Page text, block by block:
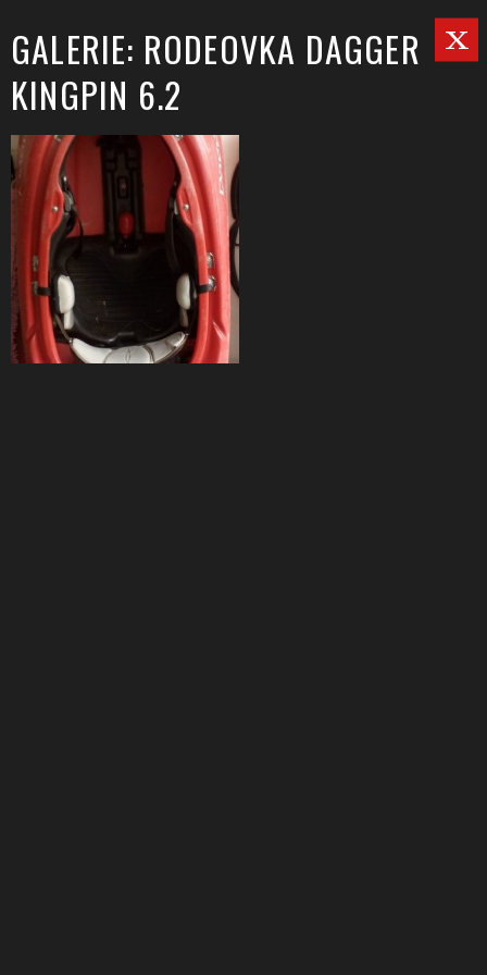
GALERIE: RODEOVKA DAGGER
KINGPIN 6.2